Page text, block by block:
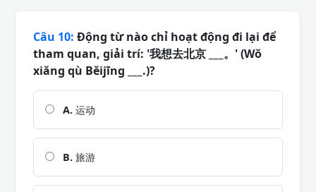
Câu 10: Động từ nào chỉ hoạt động đi lại để
tham quan, giải trí: '我想去北京 ___。' (Wǒ
xiǎng qù Běijīng ___.)?
A. 运动
B. 旅游